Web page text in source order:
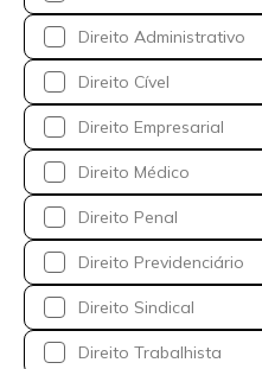
Direito Administrativo
Direito Cível
Direito Empresarial
Direito Médico
Direito Penal
Direito Previdenciário
Direito Sindical
Direito Trabalhista